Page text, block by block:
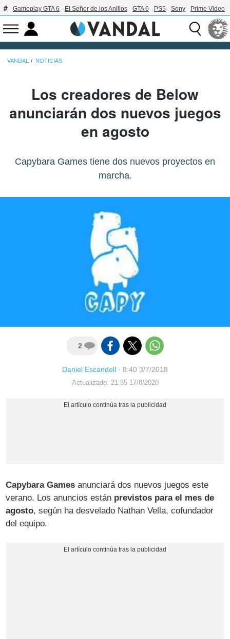
Gameplay GTA 6 El Señor de los Anillos GTA 6 PS5 Sony Prime Video
VANDAL NOTICIAS
Los creadores de Below
anunciarán dos nuevos juegos
en agosto
Capybara Games tiene dos nuevos proyectos en
marcha.
2
Daniel Escandell · 8:40 3/7/2018
Actualizado: 21:35 17/8/2020
Capybara Games anunciará dos nuevos juegos este
verano. Los anuncios están previstos para el mes de
agosto, según ha desvelado Nathan Vella, cofundador
del equipo.